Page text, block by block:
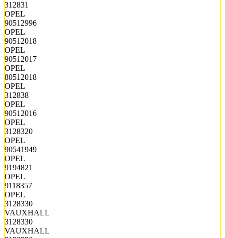
312831
OPEL
90512996
OPEL
90512018
OPEL
90512017
OPEL
80512018
OPEL
312838
OPEL
90512016
OPEL
3128320
OPEL
90541949
OPEL
9194821
OPEL
9118357
OPEL
3128330
VAUXHALL
3128330
VAUXHALL